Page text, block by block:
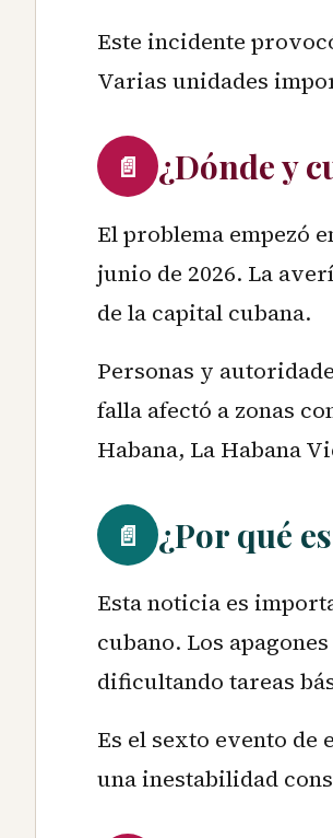
Este incidente
Varias unidades
📄 ¿Dónde y
El problema empezó
junio de 2026. La
de la capital cubana.
Personas y
falla afectó a zonas
Habana, La Habana
📄 ¿Por qué
Esta noticia es
cubano. Los
dificultando tareas
Es el sexto evento de
una inestabilidad